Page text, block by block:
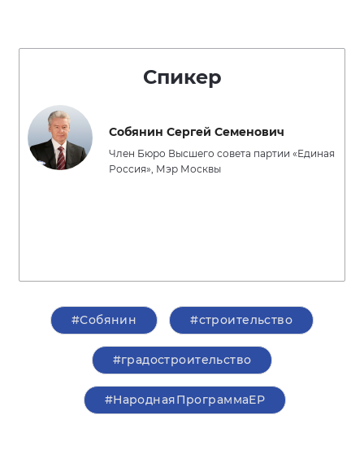
Спикер
Собянин Сергей Семенович
Член Бюро Высшего совета партии «Единая
Россия», Мэр Москвы
#Собянин #строительство
#градостроительство
#НароднаяПрограммаЕР